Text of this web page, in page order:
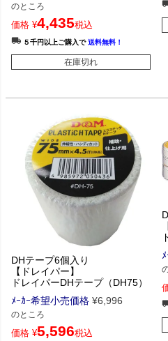
のところ
価格 ¥4,435税込
５千円以上ご購入で送料無料！
在庫切れ
DHテープ6個入り
【ドレイパー】
ドレイパーDHテープ（DH75）
ﾒｰｶｰ希望小売価格 ¥6,996
のところ
価格 ¥5,596税込